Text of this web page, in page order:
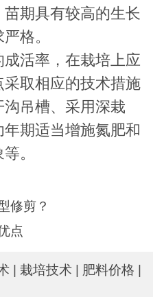
期具有较高的生长
格。
活率，在栽培上应
取相应的技术措施
吊槽、采用深栽
期适当增施氮肥和
。
修剪？
点
| 栽培技术 | 肥料价格 |